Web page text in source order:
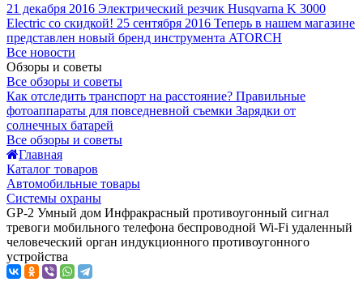
21 декабря 2016 Электрический резчик Husqvarna K 3000
Electric со скидкой! 25 сентября 2016 Теперь в нашем магазине
представлен новый бренд инструмента ATORCH
Все новости
Обзоры и советы
Все обзоры и советы
Как отследить транспорт на расстояние? Правильные
фотоаппараты для повседневной съемки Зарядки от
солнечных батарей
Все обзоры и советы
Главная
Каталог товаров
Автомобильные товары
Системы охраны
GP-2 Умный дом Инфракрасный противоугонный сигнал
тревоги мобильного телефона беспроводной Wi-Fi удаленный
человеческий орган индукционного противоугонного
устройства